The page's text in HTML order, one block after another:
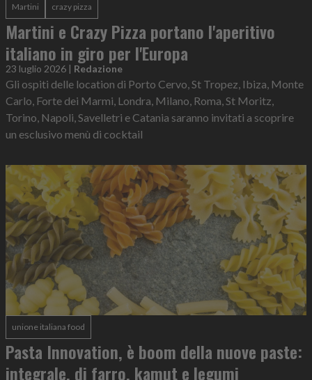
Martini crazy pizza
Martini e Crazy Pizza portano l'aperitivo
italiano in giro per l'Europa
23 luglio 2026 | Redazione
Gli ospiti delle location di Porto Cervo, St Tropez, Ibiza, Monte
Carlo, Forte dei Marmi, Londra, Milano, Roma, St Moritz,
Torino, Napoli, Savelletri e Catania saranno invitati a scoprire
un esclusivo menù di cocktail
unione italiana food
Pasta Innovation, è boom della nuove paste:
integrale, di farro, kamut e legumi